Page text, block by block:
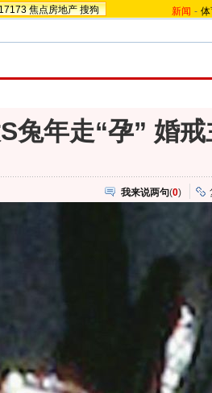
焦点房地产 搜狗 新闻 -
兔年走“孕” 婚
我来说两句(0)